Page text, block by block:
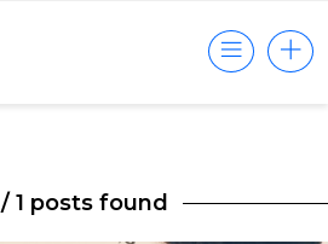
/ 1 posts found